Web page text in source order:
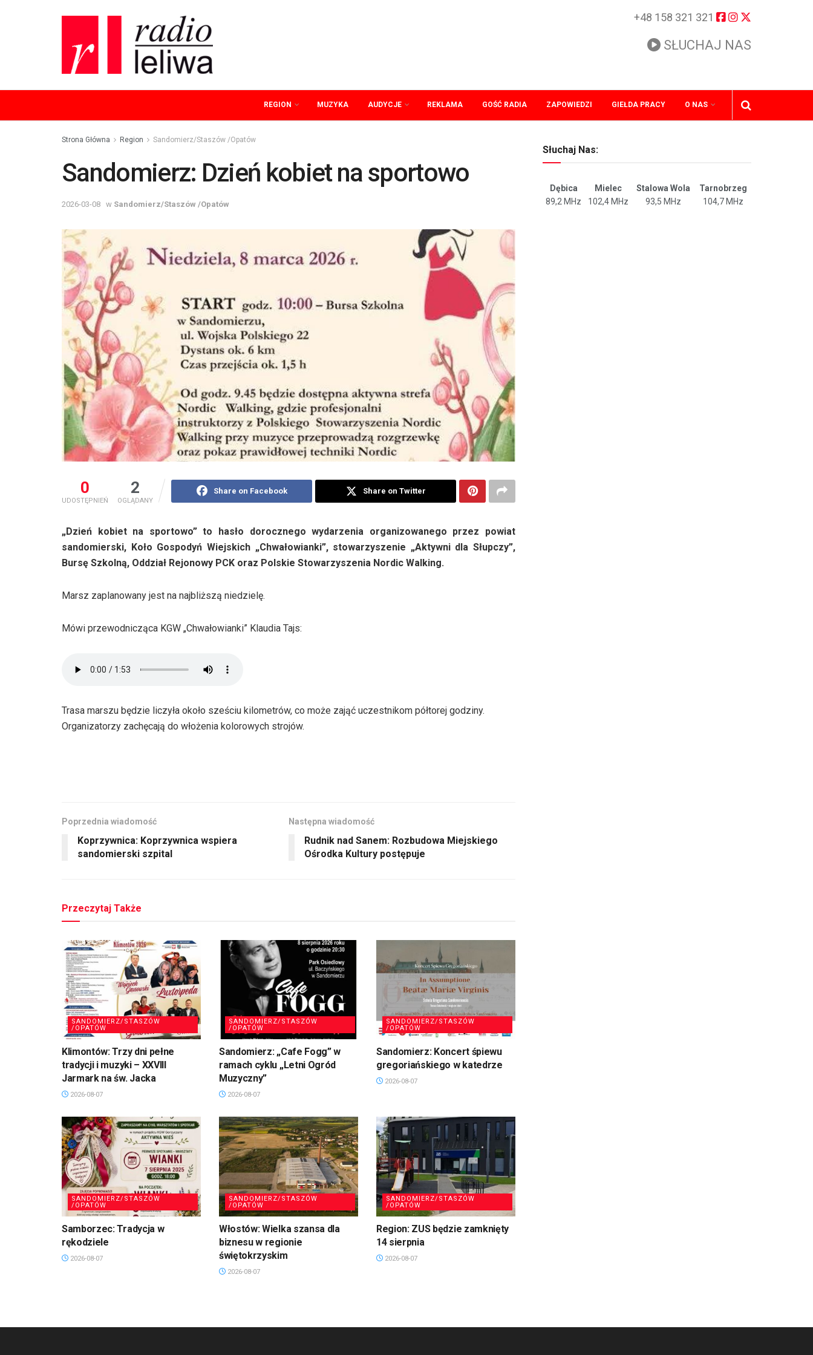
+48 158 321 321
SŁUCHAJ NAS
REGION MUZYKA AUDYCJE REKLAMA GOŚĆ RADIA ZAPOWIEDZI GIEŁDA PRACY O NAS
Strona Główna Region Sandomierz/Staszów /Opatów
Sandomierz: Dzień kobiet na sportowo
2026-03-08 w Sandomierz/Staszów /Opatów
0
UDOSTĘPNIEŃ
2
OGLĄDANY
Share on Facebook Share on Twitter
„Dzień kobiet na sportowo” to hasło dorocznego wydarzenia organizowanego przez powiat
sandomierski, Koło Gospodyń Wiejskich „Chwałowianki”, stowarzyszenie „Aktywni dla Słupczy”,
Bursę Szkolną, Oddział Rejonowy PCK oraz Polskie Stowarzyszenia Nordic Walking.
Marsz zaplanowany jest na najbliższą niedzielę.
Mówi przewodnicząca KGW „Chwałowianki” Klaudia Tajs:
Trasa marszu będzie liczyła około sześciu kilometrów, co może zająć uczestnikom półtorej godziny.
Organizatorzy zachęcają do włożenia kolorowych strojów.
Poprzednia wiadomość
Koprzywnica: Koprzywnica wspiera
sandomierski szpital
Następna wiadomość
Rudnik nad Sanem: Rozbudowa Miejskiego
Ośrodka Kultury postępuje
Przeczytaj Także
SANDOMIERZ/STASZÓW
/OPATÓW
Klimontów: Trzy dni pełne
tradycji i muzyki – XXVIII
Jarmark na św. Jacka
2026-08-07
SANDOMIERZ/STASZÓW
/OPATÓW
Sandomierz: „Cafe Fogg” w
ramach cyklu „Letni Ogród
Muzyczny”
2026-08-07
SANDOMIERZ/STASZÓW
/OPATÓW
Sandomierz: Koncert śpiewu
gregoriańskiego w katedrze
2026-08-07
SANDOMIERZ/STASZÓW
/OPATÓW
Samborzec: Tradycja w
rękodziele
2026-08-07
SANDOMIERZ/STASZÓW
/OPATÓW
Włostów: Wielka szansa dla
biznesu w regionie
świętokrzyskim
2026-08-07
SANDOMIERZ/STASZÓW
/OPATÓW
Region: ZUS będzie zamknięty
14 sierpnia
2026-08-07
Słuchaj Nas:
Dębica Mielec Stalowa Wola
Tarnobrzeg
89,2 MHz
102,4 MHz 93,5 MHz 104,7 MHz